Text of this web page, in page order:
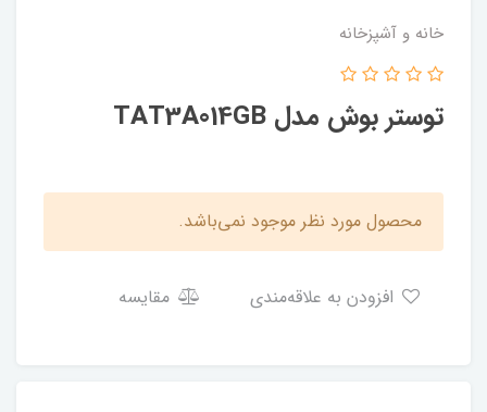
خانه و آشپزخانه
توستر بوش مدل TAT3A014GB
محصول مورد نظر موجود نمی‌باشد.
مقایسه